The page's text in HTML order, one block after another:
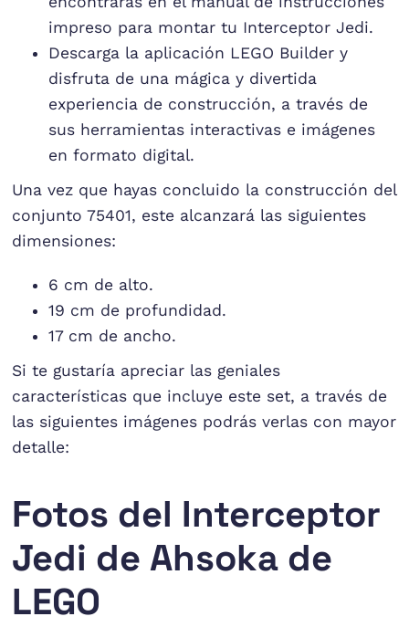
impreso para montar tu Interceptor Jedi.
Descarga la aplicación LEGO Builder y
disfruta de una mágica y divertida
experiencia de construcción, a través de
sus herramientas interactivas e imágenes
en formato digital.
Una vez que hayas concluido la construcción del
conjunto 75401, este alcanzará las siguientes
dimensiones:
6 cm de alto.
19 cm de profundidad.
17 cm de ancho.
Si te gustaría apreciar las geniales
características que incluye este set, a través de
las siguientes imágenes podrás verlas con mayor
detalle:
Fotos del Interceptor
Jedi de Ahsoka de
LEGO